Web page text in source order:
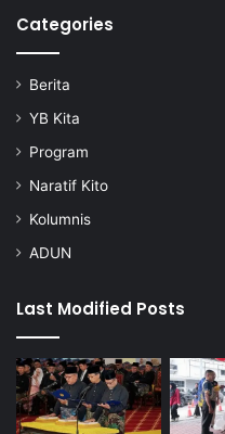
Categories
Berita
YB Kita
Program
Naratif Kito
Kolumnis
ADUN
Last Modified Posts